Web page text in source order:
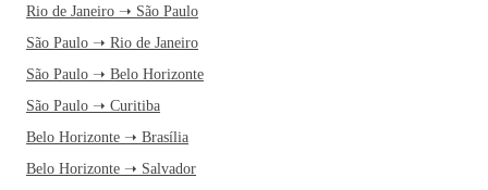
Rio de Janeiro ➝ São Paulo
São Paulo ➝ Rio de Janeiro
São Paulo ➝ Belo Horizonte
São Paulo ➝ Curitiba
Belo Horizonte ➝ Brasília
Belo Horizonte ➝ Salvador